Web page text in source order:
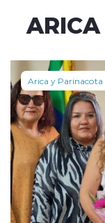
Arica y Parinacota